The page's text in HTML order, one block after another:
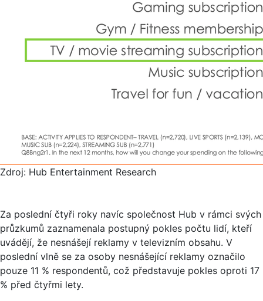
Zdroj: Hub Entertainment Research
Za poslední čtyři roky navíc společnost Hub v rámci svých
průzkumů zaznamenala postupný pokles počtu lidí, kteří
uvádějí, že nesnášejí reklamy v televizním obsahu. V
poslední vlně se za osoby nesnášející reklamy označilo
pouze 11 % respondentů, což představuje pokles oproti 17
% před čtyřmi lety.